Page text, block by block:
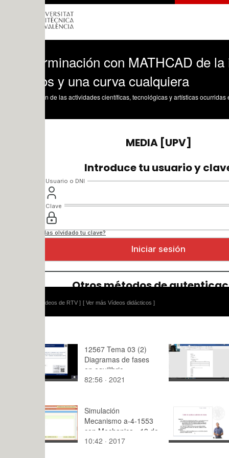
con MATHCAD de la
y una curva cualquiera
de las actividades científicas, tecnológicas y artísticas ocurridas en los tres
[ Ver más Vídeos didácticos ]
12567 Tema 03 (2)
Diagramas de fases
en equilibrio
PROBLEMAS (Parte
82:56 · 2021
Trabajo
AVD
disponibles
19:33 ·
Simulación
Mecanismo a-4-1553
con Mechanica - 13 de
25 - Modelo Gráfico
10:42 · 2017
Ejemplo
cualitativo
25:17 ·